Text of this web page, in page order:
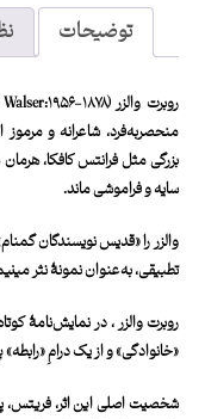
توضیحات
روبرت والزر (Robert Walser:۱۹۵۶-۱۸۷۸) نویسندۀ نمایشنامۀ
منحصربه‌فرد، شاعرانه و مرموز
بزرگی مثل فرانتس کافکا،
سایه و فراموشی ماند.
والزر را «قدیس نویسندگان
تطبیقی، به‌عنوان نمونۀ نثر
روبرت والزر ، در نمایش‌نامۀ
«خانوادگی» و از یک درامِ «رابطه»
شخصیت اصلی این اثر، فریتس،